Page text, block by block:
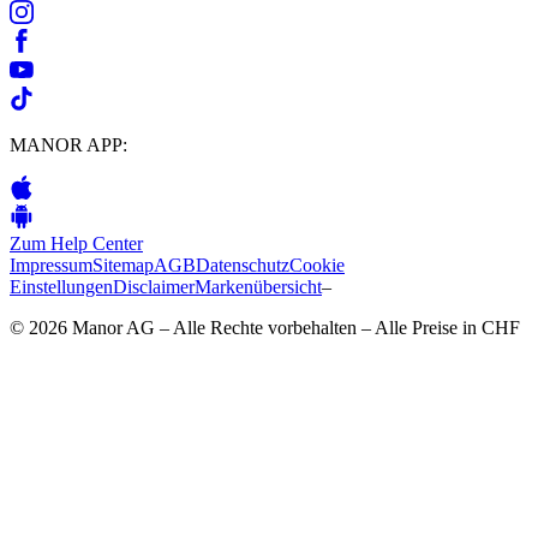
MANOR APP:
Zum Help Center
ImpressumSitemapAGBDatenschutzCookie
EinstellungenDisclaimerMarkenübersicht–
© 2026 Manor AG – Alle Rechte vorbehalten – Alle Preise in CHF